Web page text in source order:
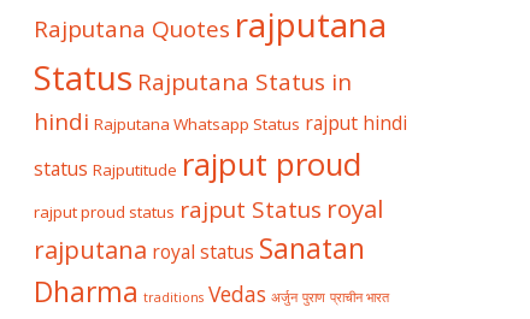
Rajputana Quotes rajputana
Status Rajputana Status in
hindi Rajputana Whatsapp Status rajput hindi
status Rajputitude rajput proud
rajput proud status rajput Status royal
rajputana royal status Sanatan
Dharma traditions Vedas अर्जुन पुराण प्राचीन भारत